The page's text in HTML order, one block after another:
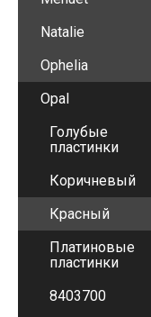
Natalie
Ophelia
Opal
Голубые
пластинки
Коричневый
Красный
Платиновые
пластинки
8403700